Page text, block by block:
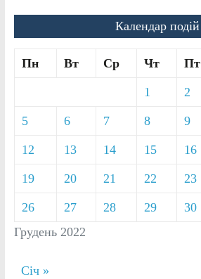
Календар подій
Грудень 2022
Пн Вт Ср Чт Пт
1 2
5 6 7 8 9
12 13 14 15 16
19 20 21 22 23
26 27 28 29 30
Січ »